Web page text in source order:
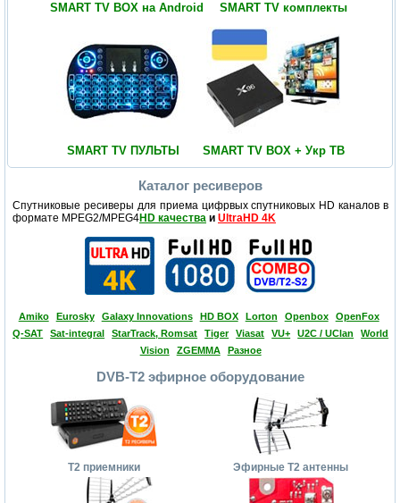
SMART TV BOX на Android SMART TV комплекты
SMART TV ПУЛЬТЫ SMART TV BOX + Укр ТВ
Каталог ресиверов
Спутниковые ресиверы для приема цифрвых спутниковых HD каналов в
формате MPEG2/MPEG4HD качества и UltraHD 4K
Amiko Eurosky Galaxy Innovations HD BOX Lorton Openbox
OpenFox
Q-SAT
Sat-integral StarTrack, Romsat Tiger Viasat VU+ U2C / UClan
World
Vision
ZGEMMA Разное
DVB-T2 эфирное оборудование
Т2 приемники Эфирные Т2 антенны